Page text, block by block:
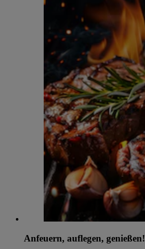
Anfeuern, auflegen, genießen!